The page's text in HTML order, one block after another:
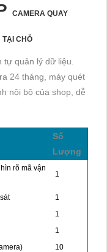
CAMERA QUAY
TẠI CHỖ
tự quản lý dữ liệu.
24 tháng, máy quét
nội bộ của shop, dễ
Số
Lượng
rõ mã vận
1
1
1
1
10